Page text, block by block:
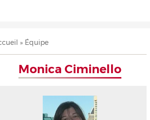
Équipe
Monica Ciminello